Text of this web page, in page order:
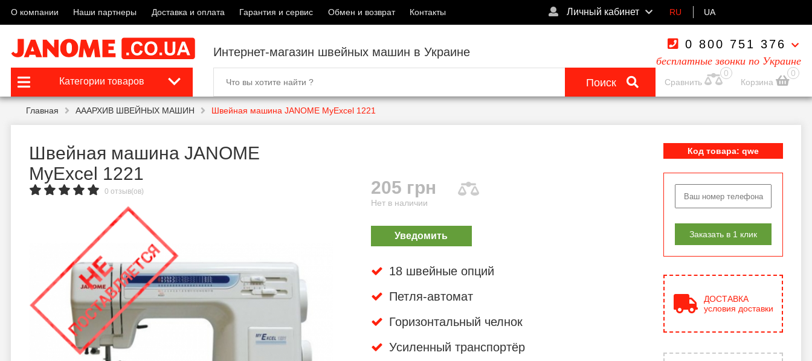
О компании Наши партнеры Доставка и оплата Гарантия и сервис Обмен и возврат Контакты Личный кабинет RU UA
Интернет-магазин швейных машин в Украине
0 800 751 376
бесплатные звонки по Украине
Категории товаров Поиск
0
Сравнить
0
Корзина
Главная АААРХИВ ШВЕЙНЫХ МАШИН Швейная машина JANOME MyExcel 1221
Швейная машина JANOME
MyExcel 1221
0 отзыв(ов) 205 грн
Нет в наличии
Уведомить
18 швейные опций
Петля-автомат
Горизонтальный челнок
Усиленный транспортёр
Код товара: qwe
Заказать в 1 клик
ДОСТАВКА
условия доставки